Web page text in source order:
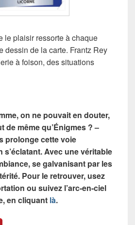
le plaisir ressorte à chaque
dessin de la carte. Frantz Rey
à foison, des situations
on ne pouvait en douter,
de même qu’Énigmes ? –
prolonge cette voie
s’éclatant. Avec une véritable
se galvanisant par les
Pour le retrouver, usez
ou suivez l’arc-en-ciel
en cliquant là.